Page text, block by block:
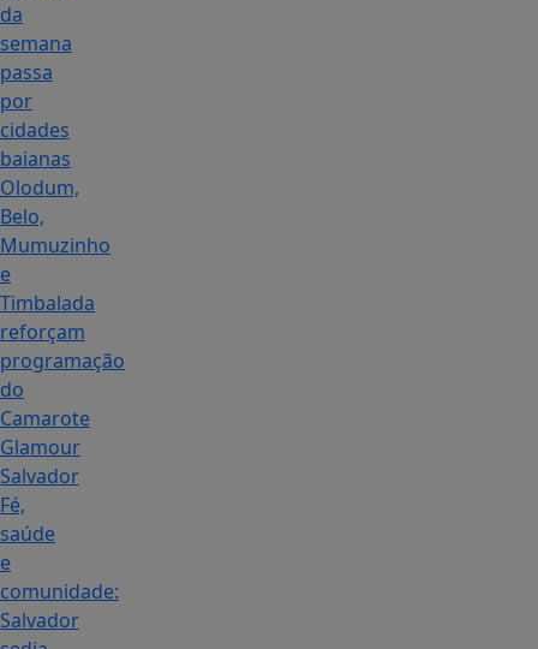
da
semana
passa
por
cidades
baianas
Olodum,
Belo,
Mumuzinho
e
Timbalada
reforçam
programação
do
Camarote
Glamour
Salvador
Fé,
saúde
e
comunidade:
Salvador